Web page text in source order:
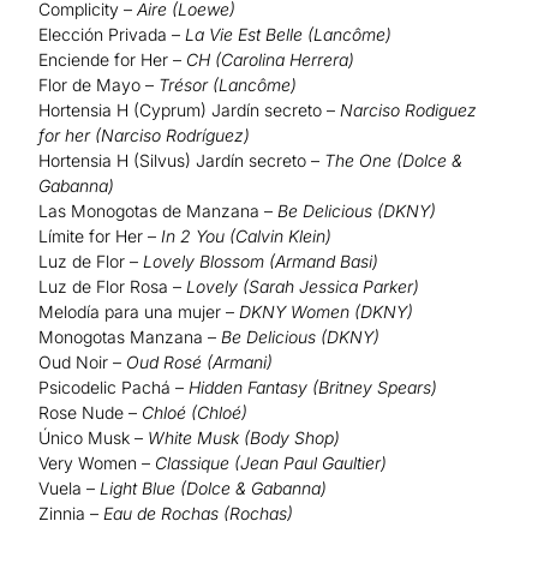
Complicity – Aire (Loewe)
Elección Privada – La Vie Est Belle (Lancôme)
Enciende for Her – CH (Carolina Herrera)
Flor de Mayo – Trésor (Lancôme)
Hortensia H (Cyprum) Jardín secreto – Narciso Rodiguez
for her (Narciso Rodríguez)
Hortensia H (Silvus) Jardín secreto – The One (Dolce &
Gabanna)
Las Monogotas de Manzana – Be Delicious (DKNY)
Límite for Her – In 2 You (Calvin Klein)
Luz de Flor – Lovely Blossom (Armand Basi)
Luz de Flor Rosa – Lovely (Sarah Jessica Parker)
Melodía para una mujer – DKNY Women (DKNY)
Monogotas Manzana – Be Delicious (DKNY)
Oud Noir – Oud Rosé (Armani)
Psicodelic Pachá – Hidden Fantasy (Britney Spears)
Rose Nude – Chloé (Chloé)
Único Musk – White Musk (Body Shop)
Very Women – Classique (Jean Paul Gaultier)
Vuela – Light Blue (Dolce & Gabanna)
Zinnia – Eau de Rochas (Rochas)